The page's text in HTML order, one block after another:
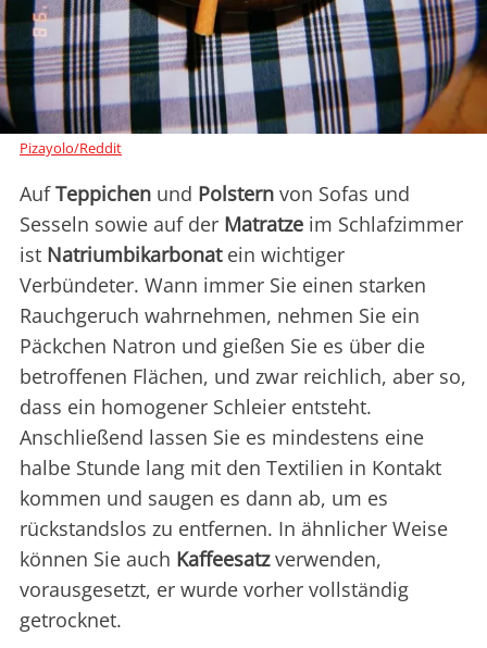
Pizayolo/Reddit
AufTeppichen und Polstern von Sofas und
Sesseln sowie auf der Matratze im Schlafzimmer
ist Natriumbikarbonatein wichtiger
Verbündeter. Wann immer Sie einen starken
Rauchgeruch wahrnehmen, nehmen Sie ein
Päckchen Natron und gießen Sie es über die
betroffenen Flächen, und zwar reichlich, aber so,
dass ein homogener Schleier entsteht.
Anschließend lassen Sie es mindestens eine
halbe Stunde lang mit den Textilien in Kontakt
kommen und saugen es dann ab, um es
rückstandslos zu entfernen. In ähnlicher Weise
können Sie auch Kaffeesatzverwenden,
vorausgesetzt, er wurde vorher vollständig
getrocknet.